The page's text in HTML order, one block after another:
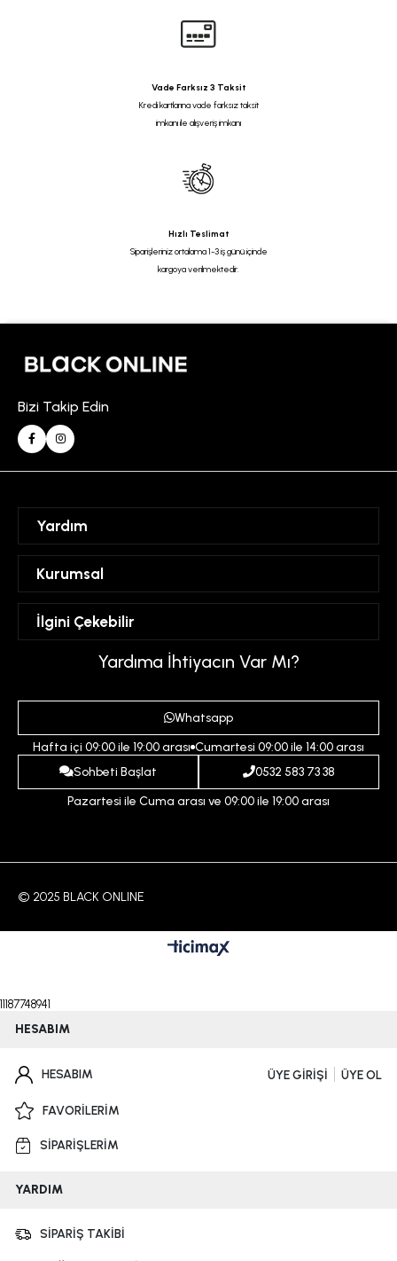
Vade Farksız 3 Taksit
Kredi kartlarına vade farksız taksit
imkanı ile alışveriş imkanı
Hızlı Teslimat
Siparişleriniz ortalama 1-3 iş günü içinde
kargoya verilmektedir.
Bizi Takip Edin
Yardım
Hesabım
Favorilerim
Kurumsal
Mesafeli Satış Sözleşmesi
Üyelik Sözleşmesi
Gizlilik ve Güvenlik Politikası
Ödeme ve Teslimat Koşulları
İptal ve İade Koşulları
İlgini Çekebilir
İndirim
Yardıma İhtiyacın Var Mı?
Whatsapp
Hafta içi 09:00 ile 19:00 arası Cumartesi 09:00 ile 14:00 arası
Sohbeti Başlat
0532 583 73 38
Pazartesi ile Cuma arası ve 09:00 ile 19:00 arası
© 2025 BLACK ONLINE
11187748941
HESABIM
HESABIM ÜYE GİRİŞİ ÜYE OL
FAVORİLERİM
SİPARİŞLERİM
YARDIM
SİPARİŞ TAKİBİ